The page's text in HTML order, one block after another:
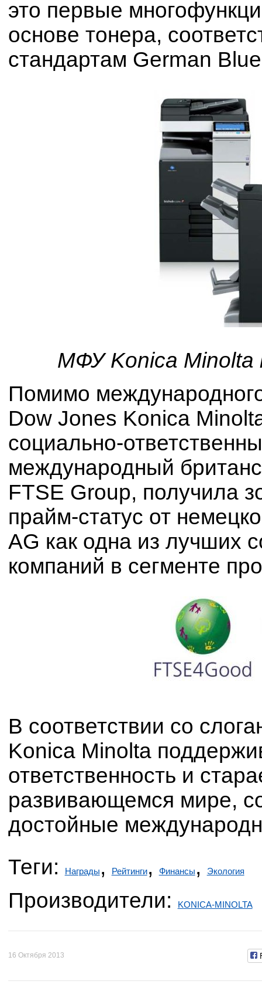
это первые
основе тонера,
стандартам German
МФУ Konica Minolta
Помимо
Dow Jones Konica
социально-
международный
FTSE Group, получила
прайм-статус от
AG как одна из лучших
компаний в сегменте
В соответствии со
Konica Minolta
ответственность и
развивающемся мире,
достойные
Теги:
Награды , Рейтинги, Финансы , Экология
Производители: KONICA-MINOLTA
16 Октября 2013